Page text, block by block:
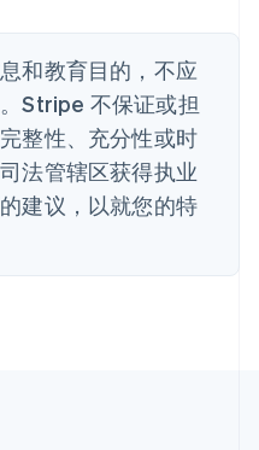
和教育目的，不应
Stripe 不保证或担
整性、充分性或时
法管辖区获得执业
建议，以就您的特